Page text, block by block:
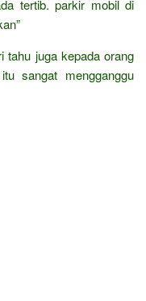
tertib. parkir mobil di
tahu juga kepada orang
sangat mengganggu